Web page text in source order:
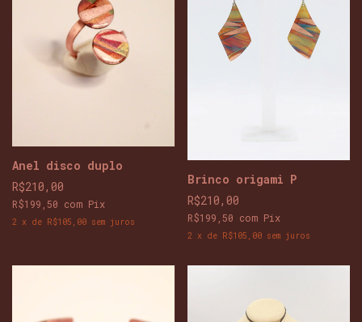
Anel disco duplo
R$210,00
R$199,50 com Pix
2 x de R$105,00 sem juros
Brinco origami P
R$210,00
R$199,50 com Pix
2 x de R$105,00 sem juros